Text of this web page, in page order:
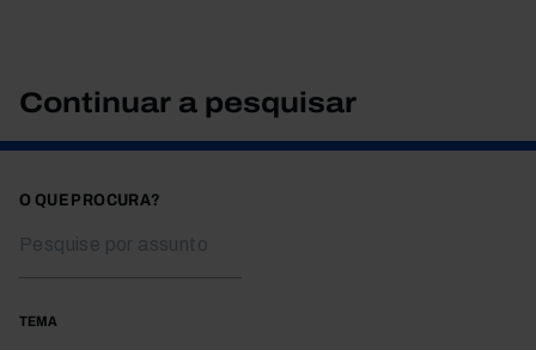
Continuar a pesquisar
O QUE PROCURA?
TEMA